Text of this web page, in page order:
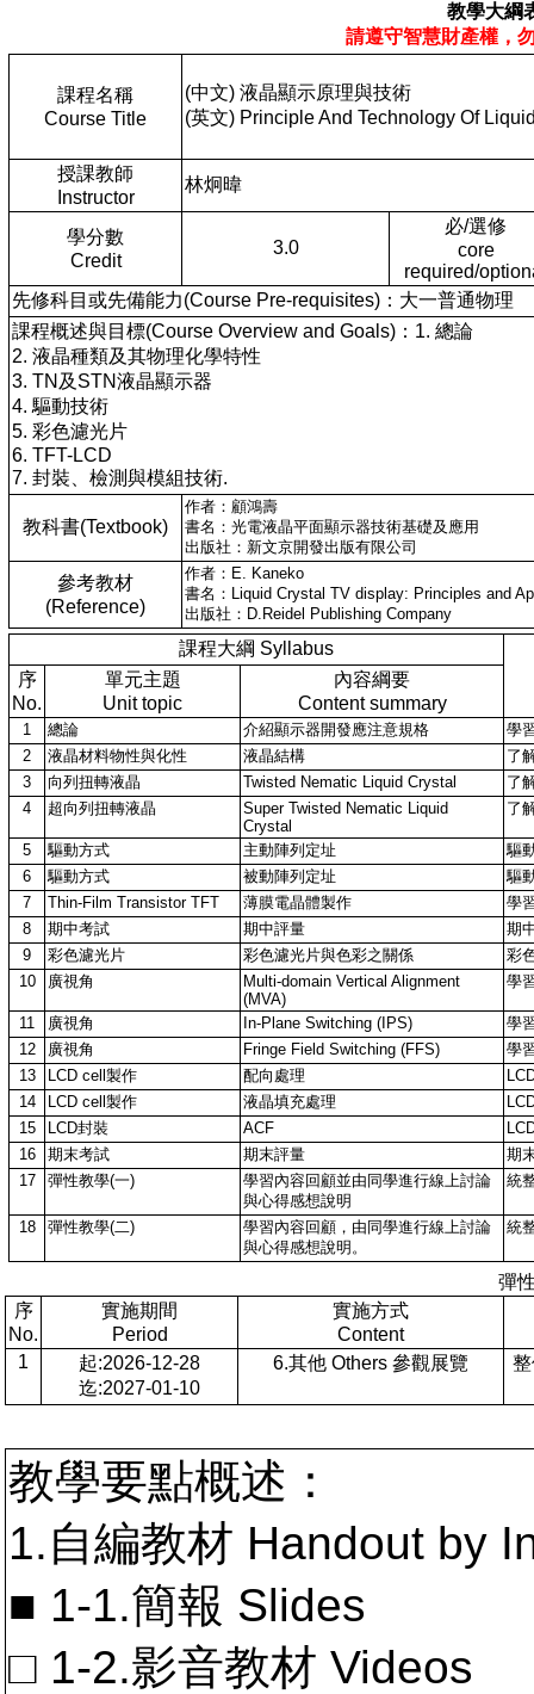
教學大綱
請遵守智慧財產權，
課程名稱
Course Title
(中文) 液晶顯示原理與技術
(英文) Principle And Technology Of
授課教師
Instructor
林炯暐
學分數
Credit
3.0
必/選修
core
required/
先修科目或先備能力(Course Pre-requisites)：大一普通物理
課程概述與目標(Course Overview and Goals)：1. 總論
2. 液晶種類及其物理化學特性
3. TN及STN液晶顯示器
4. 驅動技術
5. 彩色濾光片
6. TFT-LCD
7. 封裝、檢測與模組技術.
教科書(Textbook)
作者：顧鴻壽
書名：光電液晶平面顯示器技術基礎及應用
出版社：新文京開發出版有限公司
參考教材
(Reference)
作者：E. Kaneko
書名：Liquid Crystal TV display: Principles and
出版社：D.Reidel Publishing Company
課程大綱 Syllabus
序
No.
單元主題
Unit topic
內容綱要
Content summary
1 總論 介紹顯示器開發應注意規格
學
2
液晶材料物性與化性 液晶結構
了
3
向列扭轉液晶 Twisted Nematic Liquid Crystal
了
4
超向列扭轉液晶
Super Twisted Nematic Liquid
Crystal
了
5 驅動方式 主動陣列定址
驅
6
驅動方式 被動陣列定址
驅
7
Thin-Film Transistor TFT 薄膜電晶體製作
學
8
期中考試 期中評量
期
9
彩色濾光片 彩色濾光片與色彩之關係
彩
10
廣視角
Multi-domain Vertical Alignment
(MVA)
學
11 廣視角 In-Plane Switching (IPS)
學
12
廣視角 Fringe Field Switching (FFS)
學
13
LCD cell製作 配向處理
14
LCD cell製作 液晶填充處理
15
LCD封裝 ACF
16
期末考試 期末評量
期
17
彈性教學(一)
學習內容回顧並由同學進行線上討論
與心得感想說明
統
18 彈性教學(二)
學習內容回顧，由同學進行線上討論
與心得感想說明。
統
彈
序
No.
實施期間
Period
實施方式
Content
1
起:2026-12-28
迄:2027-01-10
6.其他 Others 參觀展覽
教學要點概述：
1.自編教材 Handout by
■ 1-1.簡報 Slides
□ 1-2.影音教材 Videos